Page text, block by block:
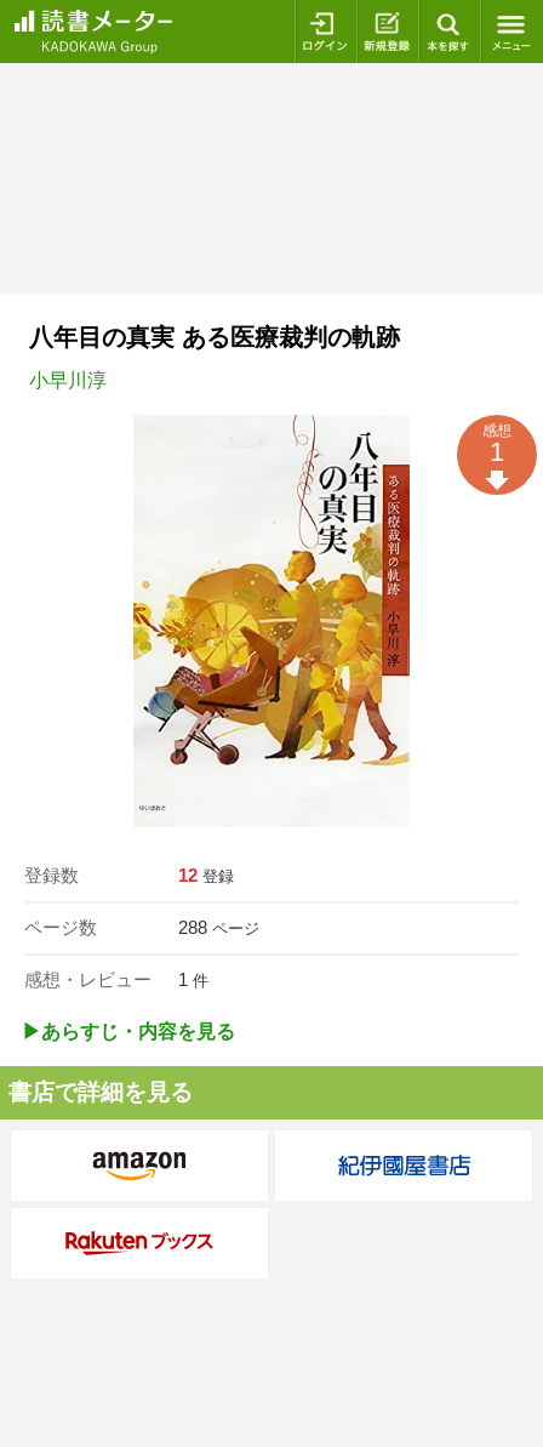
ログイン 新規登録
八年目の真実 ある医療裁判の軌跡
小早川淳
登録数 12 登録
ページ数 288 ページ
感想・レビュー 1 件
感想
1
▶︎あらすじ・内容を見る
書店で詳細を見る